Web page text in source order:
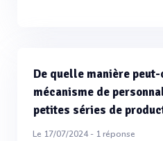
De quelle manière
mécanisme de
petites séries de
Le 17/07/2024 - 1réponse